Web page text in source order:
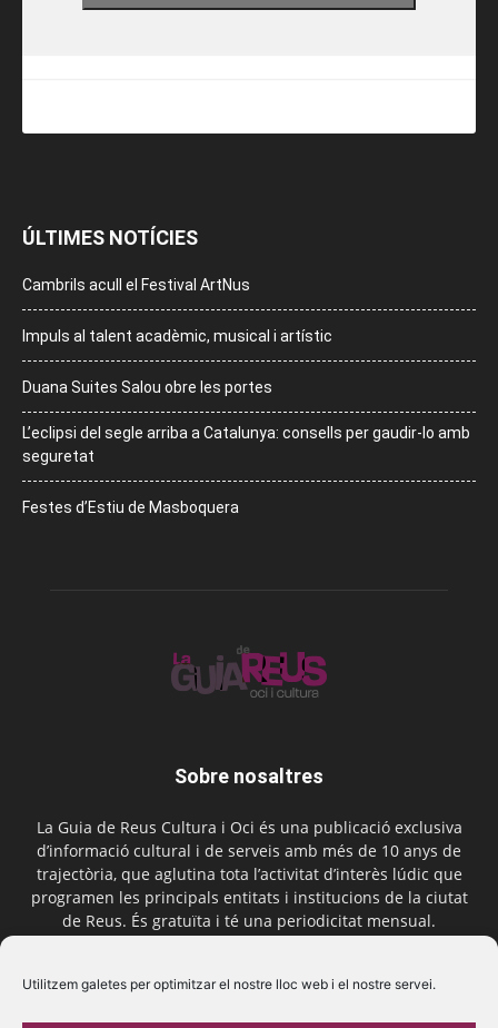
Utilitzem galetes per optimitzar el nostre lloc web i el nostre servei.
ÚLTIMES NOTÍCIES
Cambrils acull el Festival ArtNus
Impuls al talent acadèmic, musical i artístic
Duana Suites Salou obre les portes
L’eclipsi del segle arriba a Catalunya: consells per gaudir-lo amb
seguretat
Festes d’Estiu de Masboquera
Sobre nosaltres
La Guia de Reus Cultura i Oci és una publicació exclusiva
d’informació cultural i de serveis amb més de 10 anys de
trajectòria, que aglutina tota l’activitat d’interès lúdic que
programen les principals entitats i institucions de la ciutat
de Reus. És gratuïta i té una periodicitat mensual.